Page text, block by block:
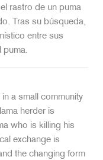
rastro de un puma
Tras su búsqueda,
entre sus
puma.
a small community
herder is
who is killing his
exchange is
the changing form